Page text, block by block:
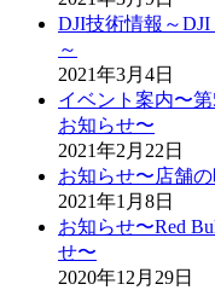
DJI技術情報～
～
2021年3月4日
イベント案内〜
お知らせ〜
2021年2月22日
お知らせ〜店舗
2021年1月8日
お知らせ〜Red
せ〜
2020年12月29日